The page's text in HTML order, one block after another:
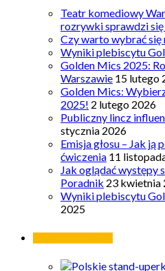
Teatr komediowy
rozrywki sprawdzi się
Czy warto wybrać się
Wyniki plebiscytu
Golden Mics 2025:
Warszawie 15 lutego
Golden Mics:
2025! 2 lutego 2026
Publiczny lincz
stycznia 2026
Emisja głosu – Jak ją
ćwiczenia 11
Jak oglądać występy
Poradnik 23 kwietnia
Wyniki plebiscytu
2025